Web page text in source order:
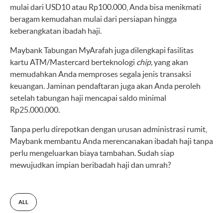
mulai dari USD10 atau Rp100.000, Anda bisa menikmati
beragam kemudahan mulai dari persiapan hingga
keberangkatan ibadah haji.
Maybank Tabungan MyArafah juga dilengkapi fasilitas
kartu ATM/Mastercard berteknologi chip,yang akan
memudahkan Anda memproses segala jenis transaksi
keuangan. Jaminan pendaftaran juga akan Anda peroleh
setelah tabungan haji mencapai saldo minimal
Rp25.000.000.
Tanpa perlu direpotkan dengan urusan administrasi rumit,
Maybank membantu Anda merencanakan ibadah haji tanpa
perlu mengeluarkan biaya tambahan. Sudah siap
mewujudkan impian beribadah haji dan umrah?
ALL